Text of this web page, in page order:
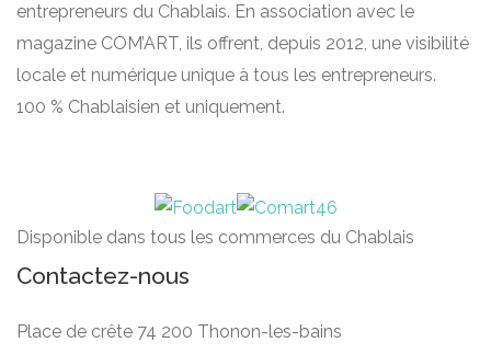
entrepreneurs du Chablais. En association avec le
magazine COM’ART, ils offrent, depuis 2012, une visibilité
locale et numérique unique à tous les entrepreneurs.
100 % Chablaisien et uniquement.
Disponible dans tous les commerces du Chablais
Contactez-nous
Place de crête 74 200 Thonon-les-bains